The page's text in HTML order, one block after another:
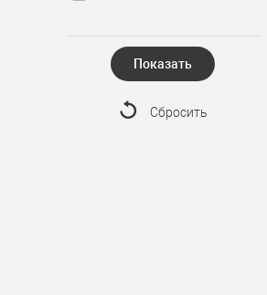
Показать
Сбросить